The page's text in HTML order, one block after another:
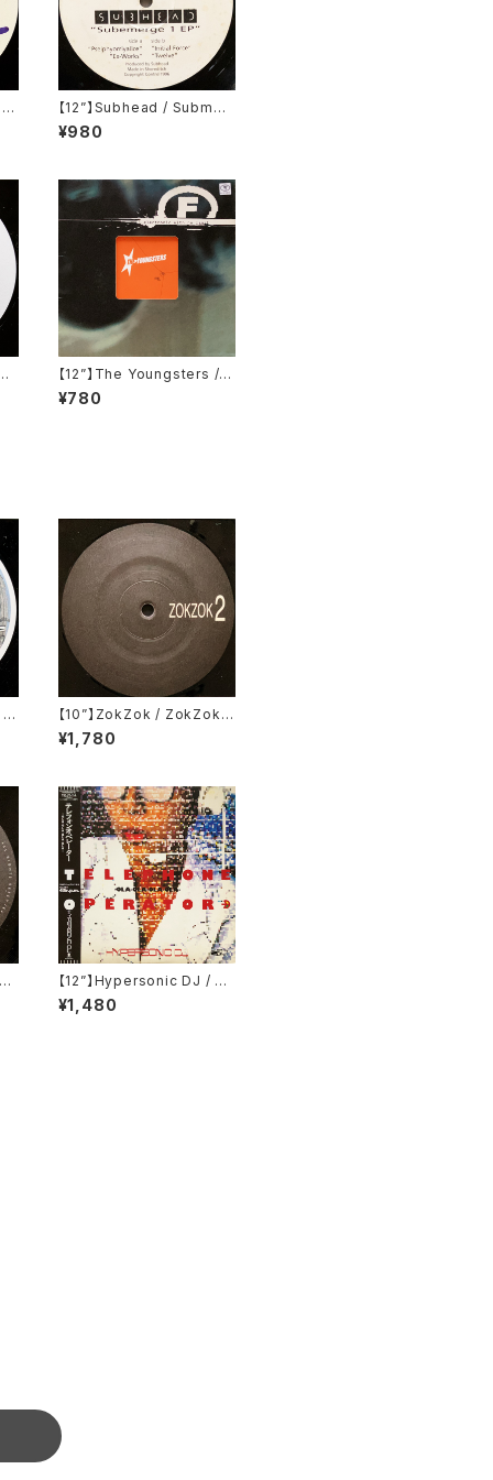
【12”】Subhead / Submer
ge 1 EP (Sativae Recordi
ngs) (tiva006)
¥980
【12”】The Youngsters / E
nd (F Communications)
(F 135)
¥780
J
【10”】ZokZok / ZokZok 2
(ZOKZOK) (ZOKZOK2)
¥1,780
【12”】Hypersonic DJ / Te
lephone Operator -Ola-
Ola-Ola-Ola- (Eastworl
¥1,480